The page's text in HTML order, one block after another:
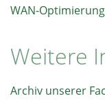
WAN-
Weitere
Archiv unserer